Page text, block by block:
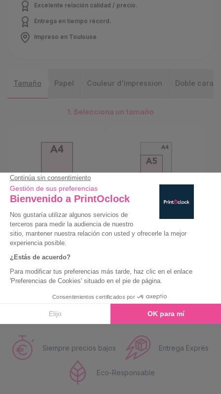
Excelente relación calidad / precio.
Entrega en tiempo récord.
Impreso en Toulouse
Tamaño Papel Couleur d'impression Doble cara
1. Selecciona un tamaño
A4
21 x 29,7 cm
Siempre precios bajos Entrega Exprés
Eco-Responsable